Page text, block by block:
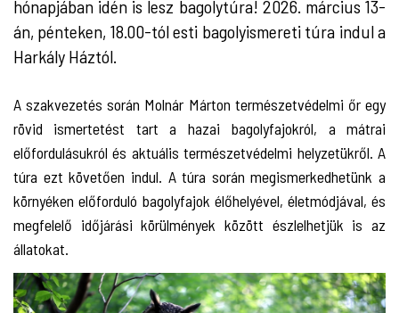
hónapjában idén is lesz bagolytúra! 2026. március 13-
án, pénteken, 18.00-tól esti bagolyismereti túra indul a
Harkály Háztól.
A szakvezetés során Molnár Márton természetvédelmi őr egy
rövid ismertetést tart a hazai bagolyfajokról, a mátrai
előfordulásukról és aktuális természetvédelmi helyzetükről. A
túra ezt követően indul. A túra során megismerkedhetünk a
környéken előforduló bagolyfajok élőhelyével, életmódjával, és
megfelelő időjárási körülmények között észlelhetjük is az
állatokat.